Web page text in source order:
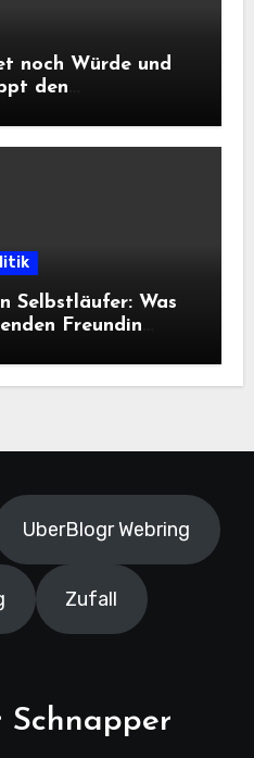
noch Würde und
den
Selbstläufer: Was
Freundin
UberBlogr Webring
Zufall
Schnapper